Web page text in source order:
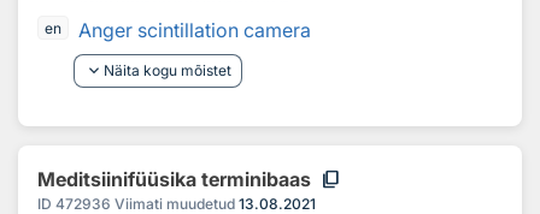
en
Anger scintillation camera
keyboard_arrow_down Näita kogu mõistet
Meditsiinifüüsika terminibaas content_copy
ID 472936 Viimati muudetud 13.08.2021